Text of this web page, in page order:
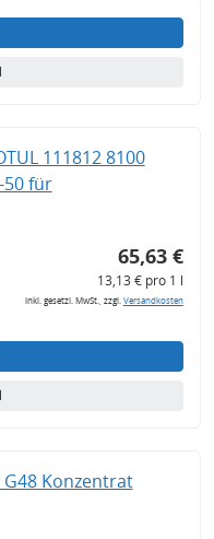
111812 8100
50 für
65,63 €
13,13 € pro 1 l
inkl. gesetzl. MwSt., zzgl.Versandkosten
G48 Konzentrat